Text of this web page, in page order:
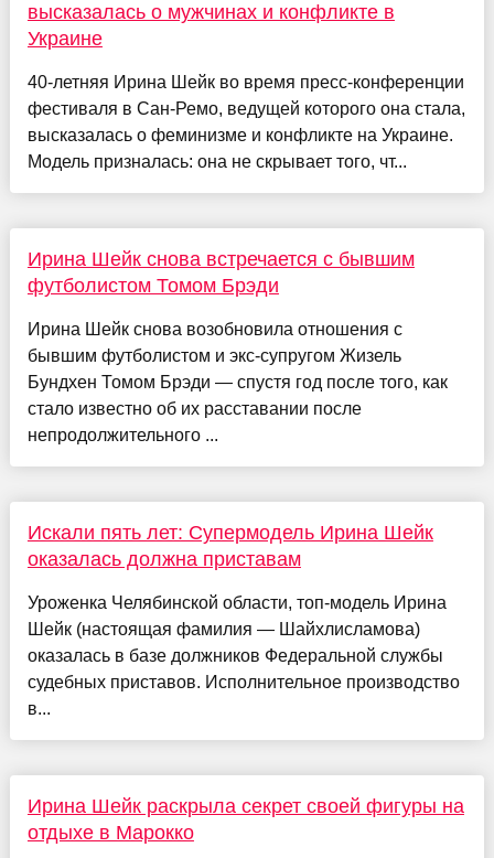
высказалась о мужчинах и конфликте в
Украине
40-летняя Ирина Шейк во время пресс-конференции
фестиваля в Сан-Ремо, ведущей которого она стала,
высказалась о феминизме и конфликте на Украине.
Модель призналась: она не скрывает того, чт...
Ирина Шейк снова встречается с бывшим
футболистом Томом Брэди
Ирина Шейк снова возобновила отношения с
бывшим футболистом и экс-супругом Жизель
Бундхен Томом Брэди — спустя год после того, как
стало известно об их расставании после
непродолжительного ...
Искали пять лет: Супермодель Ирина Шейк
оказалась должна приставам
Уроженка Челябинской области, топ-модель Ирина
Шейк (настоящая фамилия — Шайхлисламова)
оказалась в базе должников Федеральной службы
судебных приставов. Исполнительное производство
в...
Ирина Шейк раскрыла секрет своей фигуры на
отдыхе в Марокко